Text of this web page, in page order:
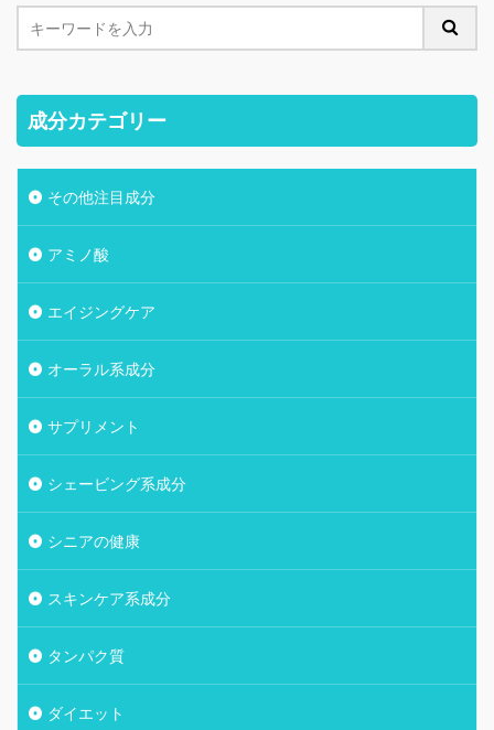
成分カテゴリー
その他注目成分
アミノ酸
エイジングケア
オーラル系成分
サプリメント
シェービング系成分
シニアの健康
スキンケア系成分
タンパク質
ダイエット